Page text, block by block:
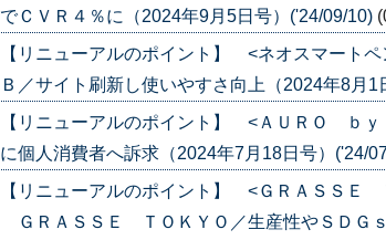
でＣＶＲ４％に（2024年9月5日号）('24/09/10)
【リニューアルのポイント】 <ネオスマート
Ｂ／サイト刷新し使いやすさ向上（2024年8月1
【リニューアルのポイント】 <ＡＵＲＯ ｂ
に個人消費者へ訴求（2024年7月18日号）('24/
【リニューアルのポイント】 <ＧＲＡＳＳ
ＧＲＡＳＳＥ ＴＯＫＹＯ／生産性やＳＤＧｓ